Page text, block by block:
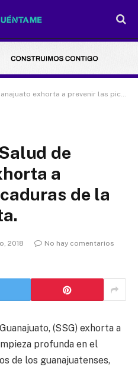
a prevenir las picaduras de la araña Violinista.
de
a
de la
2018
No hay comentarios
(SSG) exhorta a
profunda en el
de los guanajuatenses,